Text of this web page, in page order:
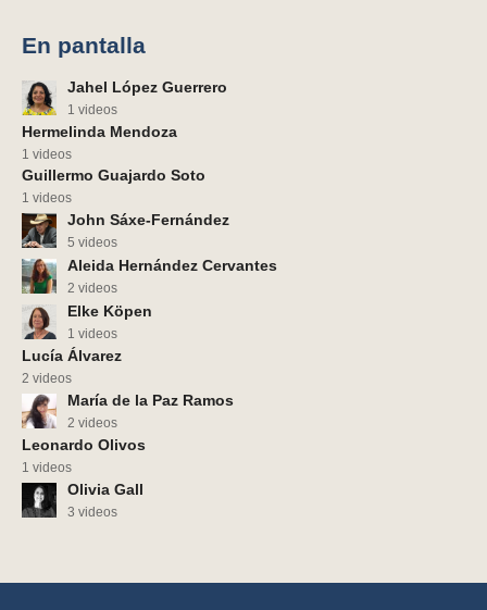
En pantalla
Jahel López Guerrero
1 videos
Hermelinda Mendoza
1 videos
Guillermo Guajardo Soto
1 videos
John Sáxe-Fernández
5 videos
Aleida Hernández Cervantes
2 videos
Elke Köpen
1 videos
Lucía Álvarez
2 videos
María de la Paz Ramos
2 videos
Leonardo Olivos
1 videos
Olivia Gall
3 videos